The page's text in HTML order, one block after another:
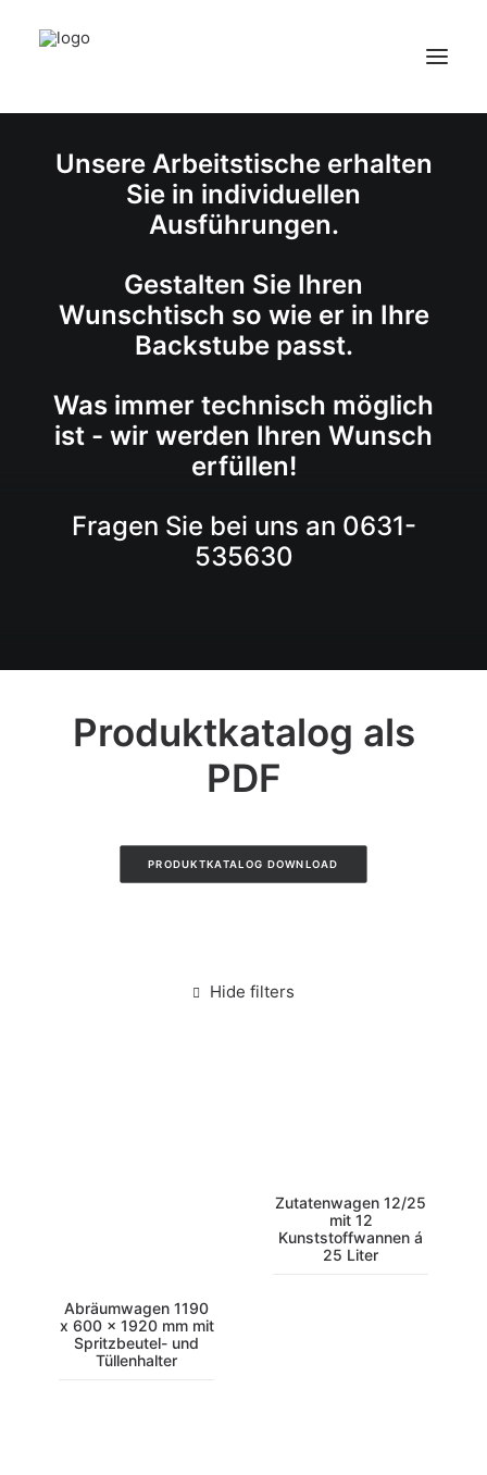
HOME
Unsere Arbeitstische erhalten
Sie in individuellen
Ausführungen.
Gestalten Sie Ihren
Wunschtisch so wie er in Ihre
Backstube passt.
Was immer technisch möglich
ist - wir werden Ihren Wunsch
erfüllen!
Fragen Sie bei uns an 0631-
535630
Produktkatalog als
PDF
PRODUKTKATALOG DOWNLOAD
Hide filters
Abräumwagen 1190
x 600 x 1920 mm mit
Spritzbeutel- und
Tüllenhalter
Zutatenwagen 12/25
mit 12
Kunststoffwannen á
25 Liter